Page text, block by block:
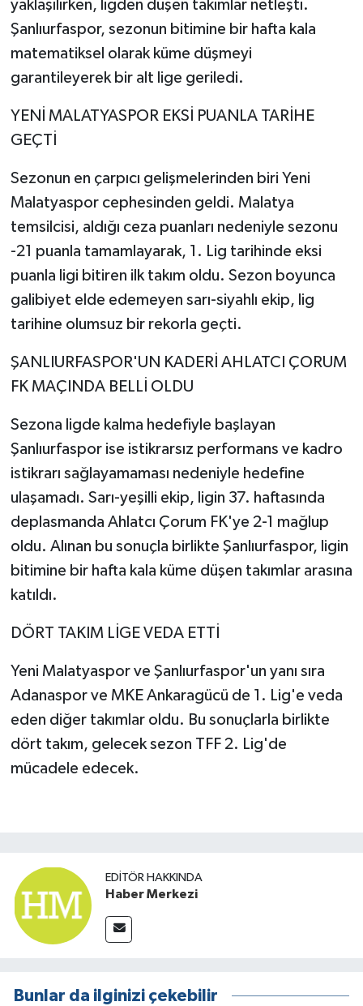
yaklaşılırken, ligden düşen takımlar netleşti.
Şanlıurfaspor, sezonun bitimine bir hafta kala
matematiksel olarak küme düşmeyi
garantileyerek bir alt lige geriledi.
YENİ MALATYASPOR EKSİ PUANLA TARİHE
GEÇTİ
Sezonun en çarpıcı gelişmelerinden biri Yeni
Malatyaspor cephesinden geldi. Malatya
temsilcisi, aldığı ceza puanları nedeniyle sezonu
-21 puanla tamamlayarak, 1. Lig tarihinde eksi
puanla ligi bitiren ilk takım oldu. Sezon boyunca
galibiyet elde edemeyen sarı-siyahlı ekip, lig
tarihine olumsuz bir rekorla geçti.
ŞANLIURFASPOR'UN KADERİ AHLATCI ÇORUM
FK MAÇINDA BELLİ OLDU
Sezona ligde kalma hedefiyle başlayan
Şanlıurfaspor ise istikrarsız performans ve kadro
istikrarı sağlayamaması nedeniyle hedefine
ulaşamadı. Sarı-yeşilli ekip, ligin 37. haftasında
deplasmanda Ahlatcı Çorum FK'ye 2-1 mağlup
oldu. Alınan bu sonuçla birlikte Şanlıurfaspor, ligin
bitimine bir hafta kala küme düşen takımlar arasına
katıldı.
DÖRT TAKIM LİGE VEDA ETTİ
Yeni Malatyaspor ve Şanlıurfaspor'un yanı sıra
Adanaspor ve MKE Ankaragücü de 1. Lig'e veda
eden diğer takımlar oldu. Bu sonuçlarla birlikte
dört takım, gelecek sezon TFF 2. Lig'de
mücadele edecek.
EDITÖR HAKKINDA
Haber Merkezi
Bunlar da ilginizi çekebilir